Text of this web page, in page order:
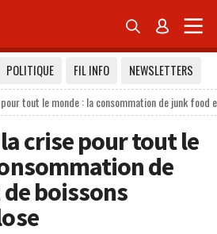
 
POLITIQUE FIL INFO
NEWSLETTERS
tout le monde : la consommation de junk food
la crise pour tout le
de
boissons